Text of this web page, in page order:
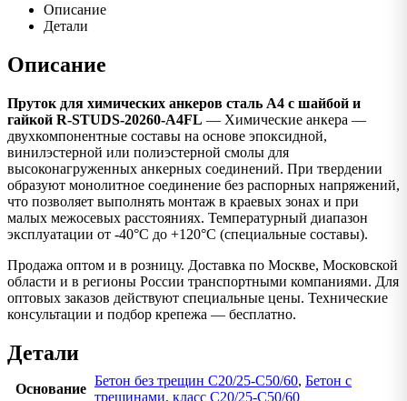
Описание
Детали
Описание
Пруток для химических анкеров сталь А4 с шайбой и
гайкой R-STUDS-20260-A4FL — Химические анкера —
двухкомпонентные составы на основе эпоксидной,
винилэстерной или полиэстерной смолы для
высоконагруженных анкерных соединений. При твердении
образуют монолитное соединение без распорных напряжений,
что позволяет выполнять монтаж в краевых зонах и при
малых межосевых расстояниях. Температурный диапазон
эксплуатации от -40°C до +120°C (специальные составы).
Продажа оптом и в розницу. Доставка по Москве, Московской
области и в регионы России транспортными компаниями. Для
оптовых заказов действуют специальные цены. Технические
консультации и подбор крепежа — бесплатно.
Детали
Основание
Бетон без трещин C20/25-C50/60, Бетон с
трещинами, класс C20/25-C50/60